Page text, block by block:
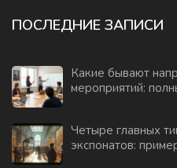
ПОСЛЕДНИЕ ЗАПИСИ
Какие бывают
мероприятий:
Четыре главных
экспонатов: